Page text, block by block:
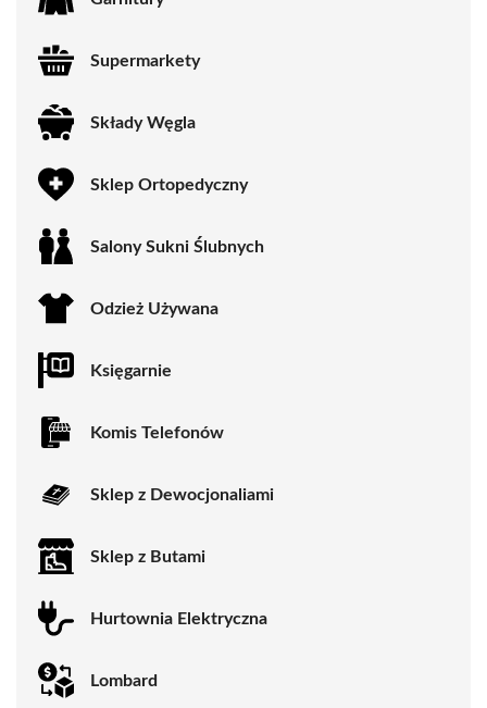
Supermarkety
Składy Węgla
Sklep Ortopedyczny
Salony Sukni Ślubnych
Odzież Używana
Księgarnie
Komis Telefonów
Sklep z Dewocjonaliami
Sklep z Butami
Hurtownia Elektryczna
Lombard